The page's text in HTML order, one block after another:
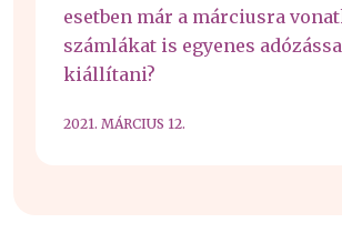
esetben már a márciusra
számlákat is egyenes
kiállítani?
2021. MÁRCIUS 12.